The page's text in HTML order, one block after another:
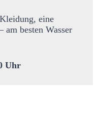
eine
am besten Wasser
Uhr